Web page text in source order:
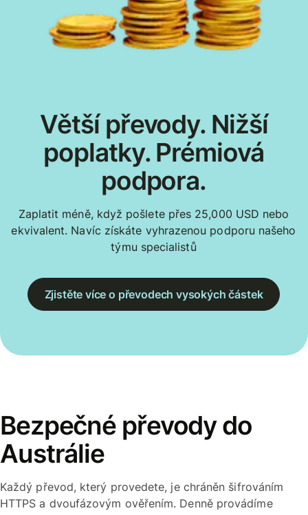
Větší převody. Nižší
poplatky. Prémiová
podpora.
Zaplatit méně, když pošlete přes 25,000 USD nebo
ekvivalent. Navíc získáte vyhrazenou podporu našeho
týmu specialistů
Zjistěte více o převodech vysokých částek
Bezpečné převody do
Austrálie
Každý převod, který provedete, je chráněn šifrováním
HTTPS a dvoufázovým ověřením. Denně provádíme